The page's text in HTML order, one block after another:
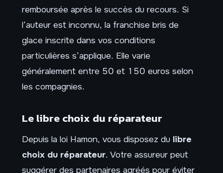
remboursée après le succès du recours. Si
l’auteur est inconnu, la franchise bris de
glace inscrite dans vos conditions
particulières s’applique. Elle varie
généralement entre 50 et 150 euros selon
les compagnies.
Le libre choix du réparateur
Depuis la loi Hamon, vous disposez du libre
choix du réparateur. Votre assureur peut
suggérer des partenaires agréés pour éviter